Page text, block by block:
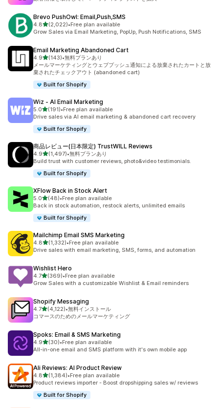
Brevo PushOwl: Email,Push,SMS
4.85つ星中
(2,022)
合計レビュー数：2022件
•Free plan available
Grow Sales via Email Marketing, PopUp, Push Notifications, SMS
Email Marketing Abandoned Cart
4.95つ星中
(143)
合計レビュー数：143件
•無料プランあり
メールマーケティングとウェブプッシュ通知による放棄されたカートと放
棄されたチェックアウト (abandoned cart)
Built for Shopify
Wiz ‑ AI Email Marketing
5.05つ星中
(191)
合計レビュー数：191件
•Free plan available
Drive sales via AI email marketing & abandoned cart recovery
Built for Shopify
商品レビュー(日本限定) TrustWILL Reviews
4.95つ星中
(1,497)
合計レビュー数：1497件
•無料プランあり
Build trust with customer reviews, photo&video testimonials.
Built for Shopify
XFlow Back in Stock Alert
5.05つ星中
(48)
合計レビュー数：48件
•Free plan available
Back in stock automation, restock alerts, unlimited emails
Built for Shopify
Mailchimp Email SMS Marketing
4.85つ星中
(1,332)
合計レビュー数：1332件
•Free plan available
Drive sales with email marketing, SMS, forms, and automation
Wishlist Hero
4.75つ星中
(369)
合計レビュー数：369件
•Free plan available
Grow Sales with a customizable Wishlist & Email reminders
Shopify Messaging
4.75つ星中
(4,122)
合計レビュー数：4122件
•無料インストール
コマースのためのメールマーケティング
Spoks: Email & SMS Marketing
4.95つ星中
(30)
合計レビュー数：30件
•Free plan available
All-in-one email and SMS platform with it's own mobile app
Ali Reviews: AI Product Review
4.85つ星中
(1,384)
合計レビュー数：1384件
•Free plan available
Product reviews importer - Boost dropshipping sales w/ reviews
Built for Shopify